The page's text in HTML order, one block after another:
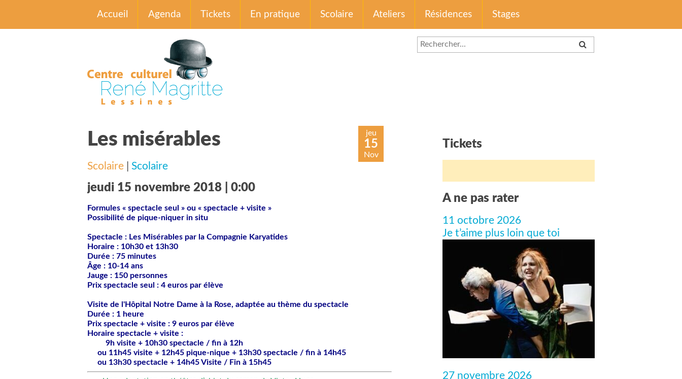
Accueil Agenda Tickets En pratique Scolaire Ateliers Résidences Stages
Les misérables jeu
15
Nov
Scolaire Scolaire
jeudi 15 novembre 2018 | 0:00
Formules « spectacle seul » ou « spectacle + visite »
Possibilité de pique-niquer in situ
Spectacle : Les Misérables par la Compagnie Karyatides
Horaire : 10h30 et 13h30
Durée : 75 minutes
Âge : 10-14 ans
Jauge : 150 personnes
Prix spectacle seul : 4 euros par élève
Visite de l'Hôpital Notre Dame à la Rose, adaptée au thème du spectacle
Durée : 1 heure
Prix spectacle + visite : 9 euros par élève
Horaire spectacle + visite :
         9h visite + 10h30 spectacle / fin à 12h
     ou 11h45 visite + 12h45 pique-nique + 13h30 spectacle / fin à 14h45
     ou 13h30 spectacle + 14h45 Visite / Fin à 15h45
Tickets
A ne pas rater
11 octobre 2026
Je t’aime plus loin que toi
27 novembre 2026